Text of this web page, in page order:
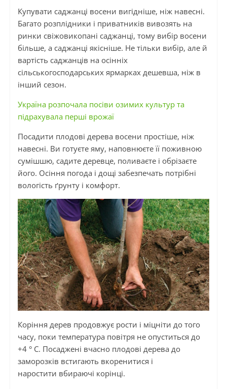
Купувати саджанці восени вигідніше, ніж навесні.
Багато розплідники і приватників вивозять на
ринки свіжовикопані саджанці, тому вибір восени
більше, а саджанці якісніше. Не тільки вибір, але й
вартість саджанців на осінніх
сільськогосподарських ярмарках дешевша, ніж в
інший сезон.
Україна розпочала посіви озимих культур та
підрахувала перші врожаї
Посадити плодові дерева восени простіше, ніж
навесні. Ви готуєте яму, наповнюєте її поживною
сумішшю, садите деревце, поливаєте і обрізаєте
його. Осіння погода і дощі забезпечать потрібні
вологість ґрунту і комфорт.
Коріння дерев продовжує рости і міцніти до того
часу, поки температура повітря не опуститься до
+4 ° С. Посаджені вчасно плодові дерева до
заморозків встигають вкоренитися і
наростити вбираючі корінці.